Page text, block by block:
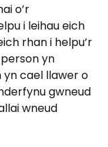
o’r
i leihau eich
rhan i helpu’r
yn
cael llawer o
gwneud
wneud